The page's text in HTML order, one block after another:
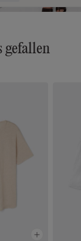
gefallen